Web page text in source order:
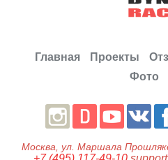
Главная Проекты
Фото
Москва , ул. Маршала